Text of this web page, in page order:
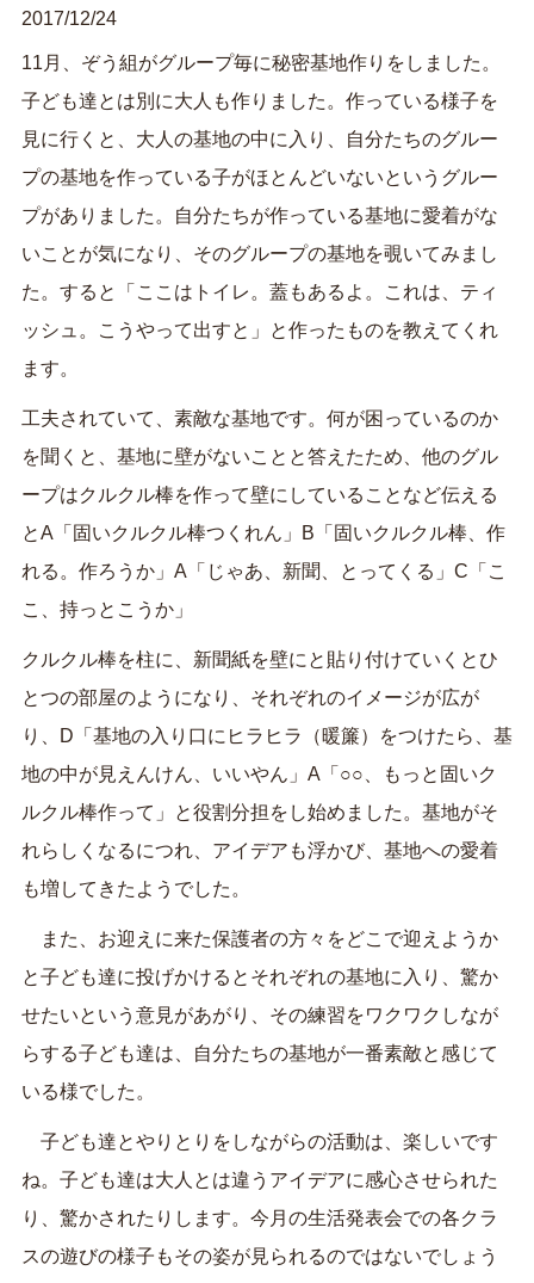
2017/12/24
11月、ぞう組がグループ毎に秘密基地作りをしました。
子ども達とは別に大人も作りました。作っている様子を
見に行くと、大人の基地の中に入り、自分たちのグルー
プの基地を作っている子がほとんどいないというグルー
プがありました。自分たちが作っている基地に愛着がな
いことが気になり、そのグループの基地を覗いてみまし
た。すると「ここはトイレ。蓋もあるよ。これは、ティ
ッシュ。こうやって出すと」と作ったものを教えてくれ
ます。
工夫されていて、素敵な基地です。何が困っているのか
を聞くと、基地に壁がないことと答えたため、他のグル
ープはクルクル棒を作って壁にしていることなど伝える
とA「固いクルクル棒つくれん」B「固いクルクル棒、作
れる。作ろうか」A「じゃあ、新聞、とってくる」C「こ
こ、持っとこうか」
クルクル棒を柱に、新聞紙を壁にと貼り付けていくとひ
とつの部屋のようになり、それぞれのイメージが広が
り、D「基地の入り口にヒラヒラ（暖簾）をつけたら、基
地の中が見えんけん、いいやん」A「○○、もっと固いク
ルクル棒作って」と役割分担をし始めました。基地がそ
れらしくなるにつれ、アイデアも浮かび、基地への愛着
も増してきたようでした。
また、お迎えに来た保護者の方々をどこで迎えようか
と子ども達に投げかけるとそれぞれの基地に入り、驚か
せたいという意見があがり、その練習をワクワクしなが
らする子ども達は、自分たちの基地が一番素敵と感じて
いる様でした。
子ども達とやりとりをしながらの活動は、楽しいです
ね。子ども達は大人とは違うアイデアに感心させられた
り、驚かされたりします。今月の生活発表会での各クラ
スの遊びの様子もその姿が見られるのではないでしょう